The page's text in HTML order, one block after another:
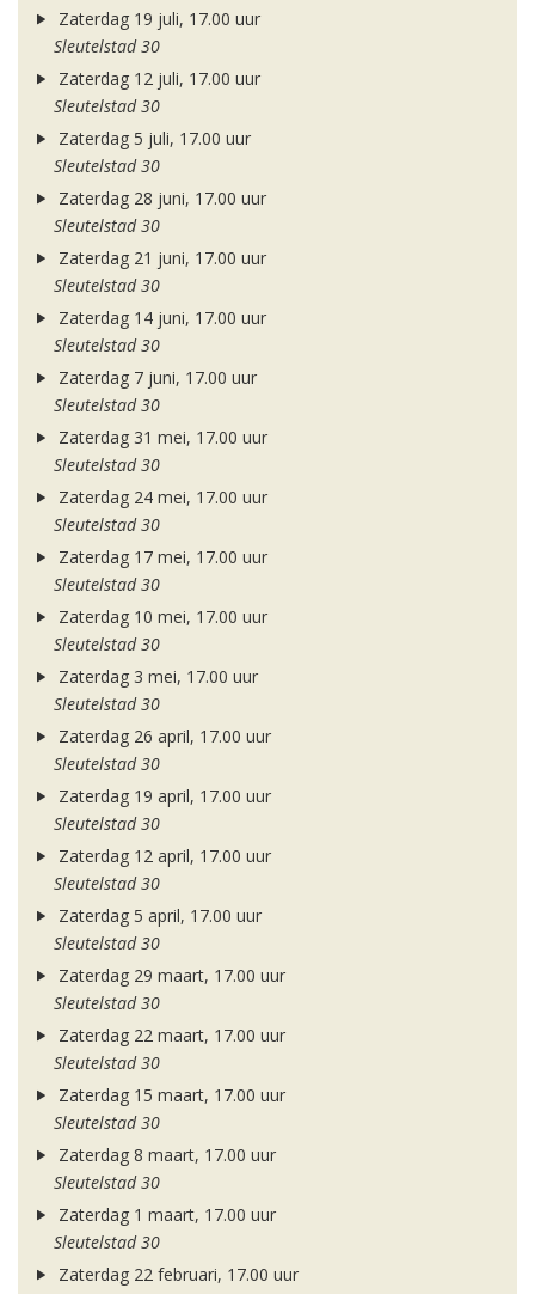
Zaterdag 19 juli, 17.00 uur
Sleutelstad 30
Zaterdag 12 juli, 17.00 uur
Sleutelstad 30
Zaterdag 5 juli, 17.00 uur
Sleutelstad 30
Zaterdag 28 juni, 17.00 uur
Sleutelstad 30
Zaterdag 21 juni, 17.00 uur
Sleutelstad 30
Zaterdag 14 juni, 17.00 uur
Sleutelstad 30
Zaterdag 7 juni, 17.00 uur
Sleutelstad 30
Zaterdag 31 mei, 17.00 uur
Sleutelstad 30
Zaterdag 24 mei, 17.00 uur
Sleutelstad 30
Zaterdag 17 mei, 17.00 uur
Sleutelstad 30
Zaterdag 10 mei, 17.00 uur
Sleutelstad 30
Zaterdag 3 mei, 17.00 uur
Sleutelstad 30
Zaterdag 26 april, 17.00 uur
Sleutelstad 30
Zaterdag 19 april, 17.00 uur
Sleutelstad 30
Zaterdag 12 april, 17.00 uur
Sleutelstad 30
Zaterdag 5 april, 17.00 uur
Sleutelstad 30
Zaterdag 29 maart, 17.00 uur
Sleutelstad 30
Zaterdag 22 maart, 17.00 uur
Sleutelstad 30
Zaterdag 15 maart, 17.00 uur
Sleutelstad 30
Zaterdag 8 maart, 17.00 uur
Sleutelstad 30
Zaterdag 1 maart, 17.00 uur
Sleutelstad 30
Zaterdag 22 februari, 17.00 uur